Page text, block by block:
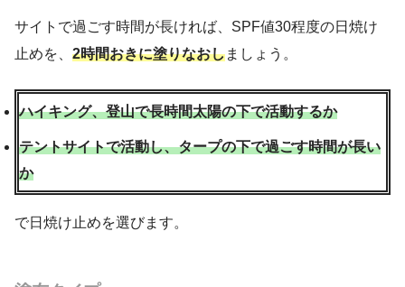
サイトで過ごす時間が長ければ、SPF値30程度の日焼け
止めを、 2時間おきに塗りなおしましょう。
ハイキング、登山で長時間太陽の下で活動するか
テントサイトで活動し、タープの下で過ごす時間が長い
か
で日焼け止めを選びます。